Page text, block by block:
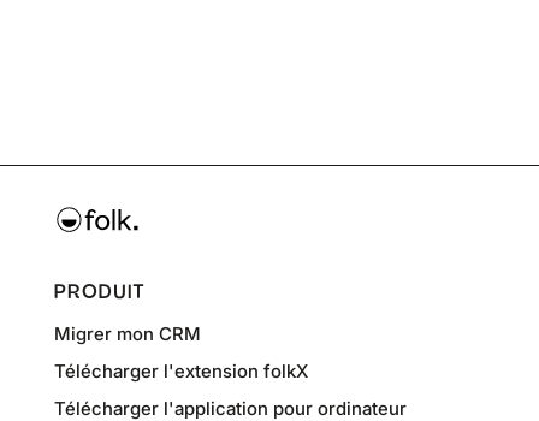
PRODUIT
Migrer mon CRM
Télécharger l'extension folkX
Télécharger l'application pour ordinateur